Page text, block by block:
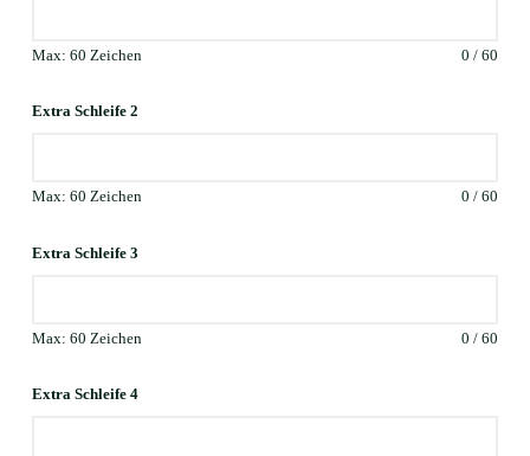
0 /60
Max: 60 Zeichen
Extra Schleife 2
0 /60
Max: 60 Zeichen
Extra Schleife 3
0 /60
Max: 60 Zeichen
Extra Schleife 4